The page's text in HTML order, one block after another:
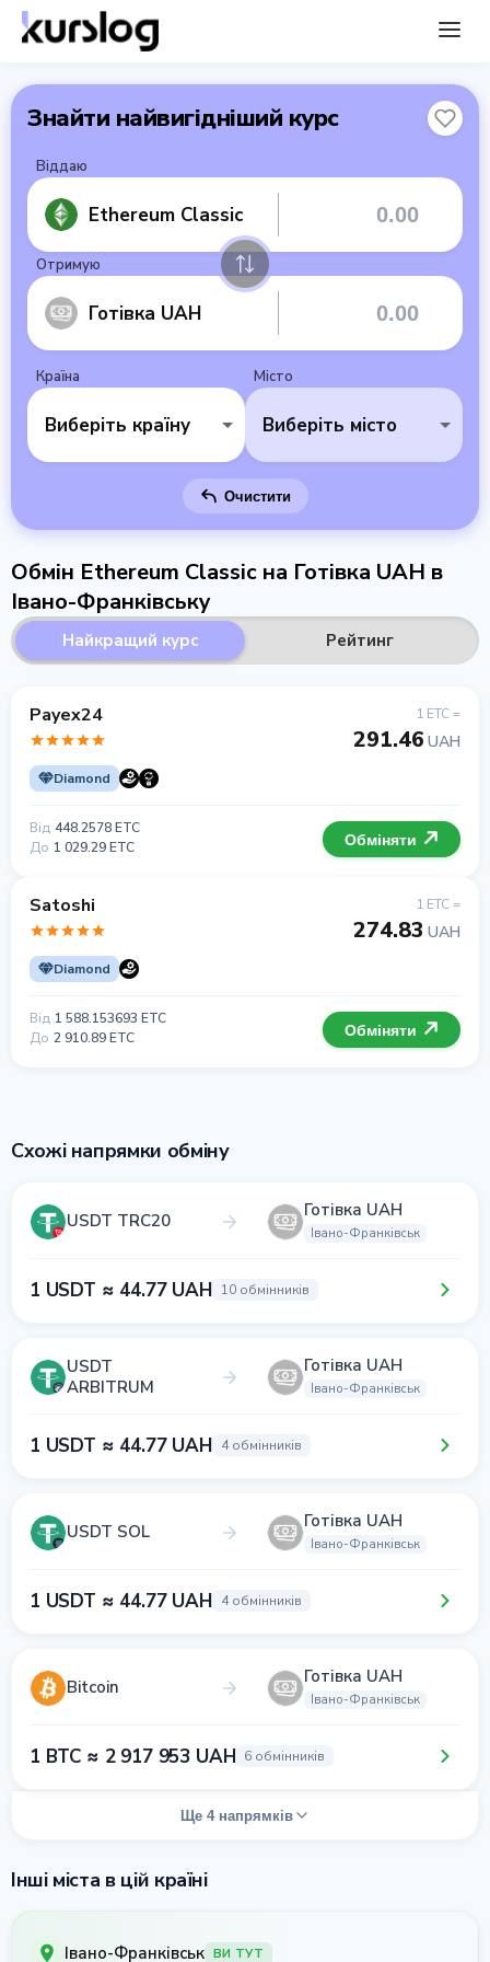
Знайти найвигідніший курс
Віддаю
Ethereum Classic
Отримую
Готівка UAH
Країна
Виберіть країну
Місто
Виберіть місто
Очистити
Обмін Ethereum Classic на Готівка UAH в
Івано-Франківську
Найкращий курс Рейтинг
Payex24
Diamond
1 ETC =
291.46 UAH
Від 448.2578 ETC
До 1 029.29 ETC Обміняти
Satoshi
Diamond
1 ETC =
274.83 UAH
Від 1 588.153693 ETC
До 2 910.89 ETC Обміняти
Схожі напрямки обміну
USDT TRC20 Готівка UAH
Івано-Франківськ
1 USDT ≈ 44.77 UAH 10 обмінників
USDT
ARBITRUM
Готівка UAH
Івано-Франківськ
1 USDT ≈ 44.77 UAH 4 обмінників
USDT SOL Готівка UAH
Івано-Франківськ
1 USDT ≈ 44.77 UAH 4 обмінників
Bitcoin Готівка UAH
Івано-Франківськ
1 BTC ≈ 2 917 953 UAH 6 обмінників
Ще 4 напрямків
Інші міста в цій країні
Івано-Франківськ ВИ ТУТ